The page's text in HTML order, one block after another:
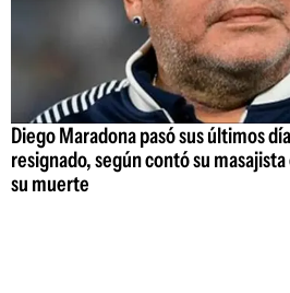
Diego Maradona pasó sus últimos
resignado, según contó su
su muerte